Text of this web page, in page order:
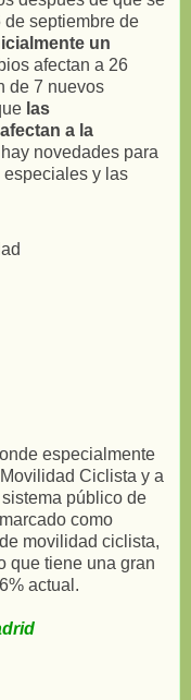
septiembre de
un
afectan a 26
de 7 nuevos
las
a la
novedades para
especiales y las
especialmente
Ciclista y a
público de
como
movilidad ciclista,
que tiene una gran
actual.